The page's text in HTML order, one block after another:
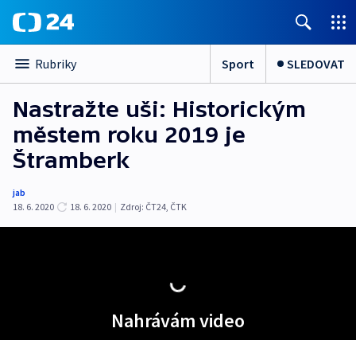
Rubriky Sport SLEDOVAT
Nastražte uši: Historickým
městem roku 2019 je
Štramberk
jab
18. 6. 2020
18. 6. 2020 | Zdroj: ČT24, ČTK
Nahrávám video